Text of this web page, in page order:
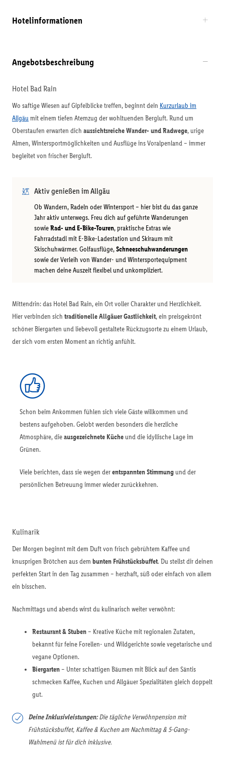
Hotelinformationen
Angebotsbeschreibung
Hotel Bad Rain
Wo saftige Wiesen auf Gipfelblicke treffen, beginnt dein Kurzurlaub im
Allgäumit einem tiefen Atemzug der wohltuenden Bergluft. Rund um
Oberstaufen erwarten dich aussichtsreiche Wander- und Radwege, urige
Almen, Wintersportmöglichkeiten und Ausflüge ins Voralpenland – immer
begleitet von frischer Bergluft.
Aktiv genießen im Allgäu
Ob Wandern, Radeln oder Wintersport – hier bist du das ganze
Jahr aktiv unterwegs. Freu dich auf geführte Wanderungen
sowieRad- und E-Bike-Touren, praktische Extras wie
Fahrradstadl mit E-Bike-Ladestation und Skiraum mit
Skischuhwärmer. Golfausflüge,Schneeschuhwanderungen
sowie der Verleih von Wander- und Wintersportequipment
machen deine Auszeit flexibel und unkompliziert.
Mittendrin: das Hotel Bad Rain, ein Ort voller Charakter und Herzlichkeit.
Hier verbinden sich traditionelle Allgäuer Gastlichkeit, ein preisgekrönt
schöner Biergarten und liebevoll gestaltete Rückzugsorte zu einem Urlaub,
der sich vom ersten Moment an richtig anfühlt.
Schon beim Ankommen fühlen sich viele Gäste willkommen und
bestens aufgehoben. Gelobt werden besonders die herzliche
Atmosphäre, dieausgezeichnete Küche und die idyllische Lage im
Grünen.
Viele berichten, dass sie wegen derentspannten Stimmung und der
persönlichen Betreuung immer wieder zurückkehren.
Kulinarik
Der Morgen beginnt mit dem Duft von frisch gebrühtem Kaffee und
knusprigen Brötchen aus dem bunten Frühstücksbuffet. Du stellst dir deinen
perfekten Start in den Tag zusammen – herzhaft, süß oder einfach von allem
ein bisschen.
Nachmittags und abends wirst du kulinarisch weiter verwöhnt:
Restaurant & Stuben – Kreative Küche mit regionalen Zutaten,
bekannt für feine Forellen- und Wildgerichte sowie vegetarische und
vegane Optionen.
Biergarten – Unter schattigen Bäumen mit Blick auf den Säntis
schmecken Kaffee, Kuchen und Allgäuer Spezialitäten gleich doppelt
gut.
Deine Inklusivleistungen:Die tägliche Verwöhnpension mit
Frühstücksbuffet, Kaffee & Kuchen am Nachmittag & 5-Gang-
Wahlmenü ist für dich inklusive.